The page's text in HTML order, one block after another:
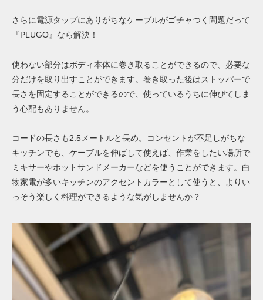
さらに電源タップにありがちなケーブルがゴチャつく問題だって
『PLUGO』なら解決！
使わない部分はボディ本体に巻き取ることができるので、必要な
分だけを取り出すことができます。巻き取った後はストッパーで
長さを固定することができるので、使っているうちに伸びてしま
う心配もありません。
コードの長さも2.5メートルと長め。コンセントが不足しがちな
キッチンでも、ケーブルを伸ばして使えば、作業をしたい場所で
ミキサーやホットサンドメーカーなどを使うことができます。白
物家電が多いキッチンのアクセントカラーとして使うと、よりい
っそう楽しく料理ができるような気がしませんか？